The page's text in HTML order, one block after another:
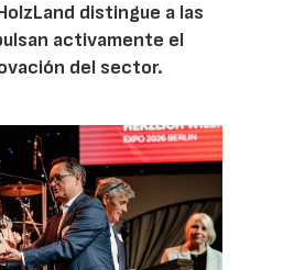
distingue a las
activamente el
del sector.